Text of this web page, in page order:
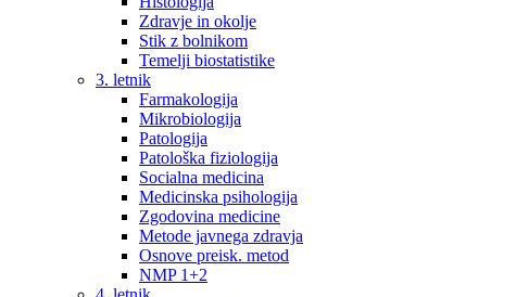
Zdravje in okolje
Stik z bolnikom
Temelji biostatistike
3. letnik
Farmakologija
Mikrobiologija
Patologija
Patološka fiziologija
Socialna medicina
Medicinska psihologija
Zgodovina medicine
Metode javnega zdravja
Osnove preisk. metod
NMP 1+2